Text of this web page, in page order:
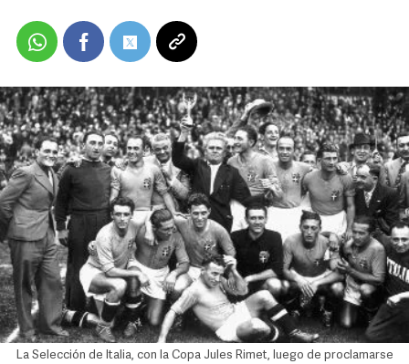
La Selección de Italia, con la Copa Jules Rimet, luego de proclamarse